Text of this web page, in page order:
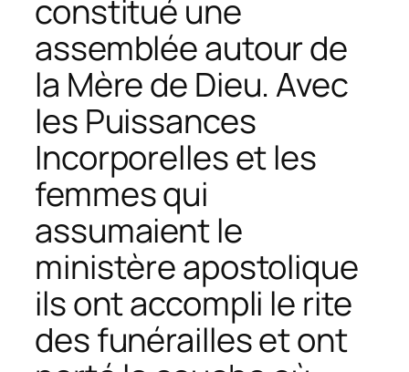
constitué une
assemblée autour de
la Mère de Dieu. Avec
les Puissances
Incorporelles et les
femmes qui
assumaient le
ministère apostolique
ils ont accompli le rite
des funérailles et ont